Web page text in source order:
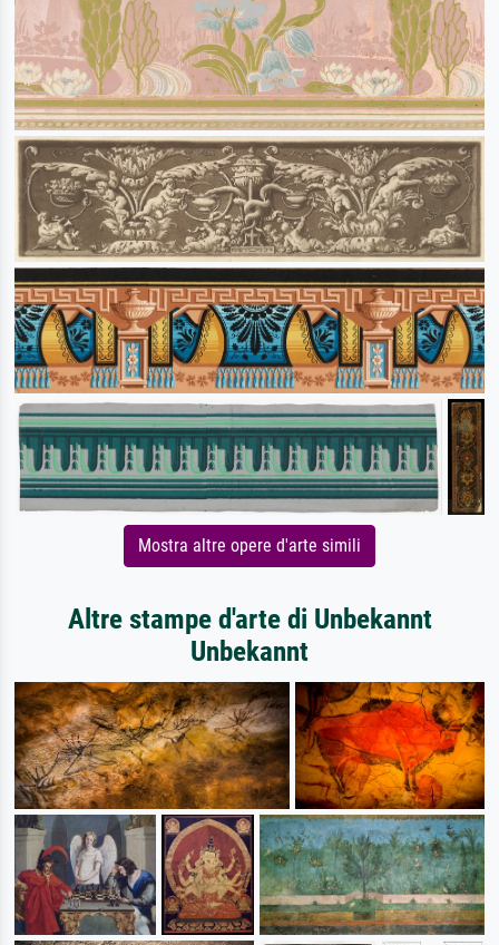
Mostra altre opere d'arte simili
Altre stampe d'arte di Unbekannt
Unbekannt